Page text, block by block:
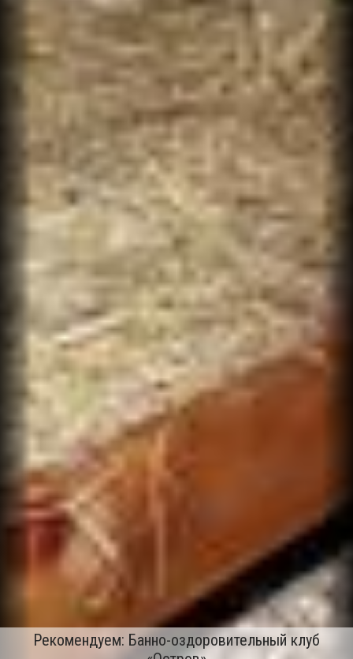
Рекомендуем: Банно-оздоровительный клуб